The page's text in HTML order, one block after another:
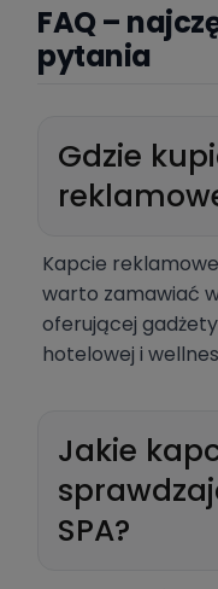
FAQ –
pytania
Gdzie
Kapcie
warto zamawiać
oferującej
hotelowej i
Jakie
SPA?